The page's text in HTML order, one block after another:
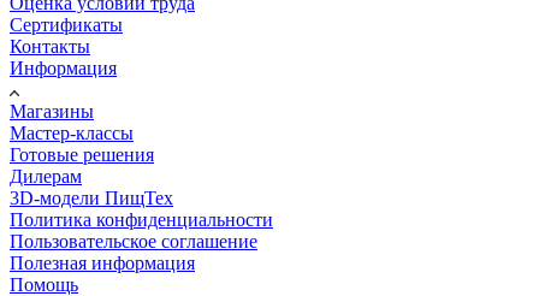
Сертификаты
Контакты
Информация
Магазины
Мастер-классы
Готовые решения
Дилерам
3D-модели ПищТех
Политика конфиденциальности
Пользовательское соглашение
Полезная информация
Помощь